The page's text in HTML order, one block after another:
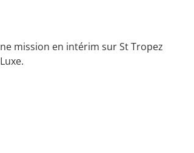
mission en intérim sur St Tropez